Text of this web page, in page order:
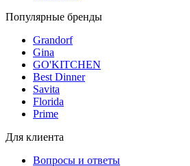
Популярные бренды
Grandorf
Gina
GO'KITCHEN
Best Dinner
Savita
Florida
Prime
Для клиента
Вопросы и ответы